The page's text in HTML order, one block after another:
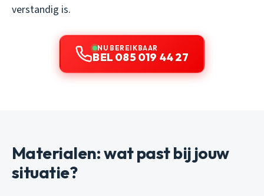
verstandig is.
NU BEREIKBAAR
BEL 085 019 44 27
Materialen: wat past bij jouw
situatie?